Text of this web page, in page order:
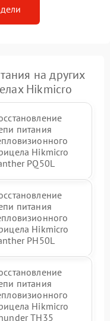
на других
Hikmicro
питания
Hikmicro
PQ50L
питания
Hikmicro
PH50L
питания
Hikmicro
TH35